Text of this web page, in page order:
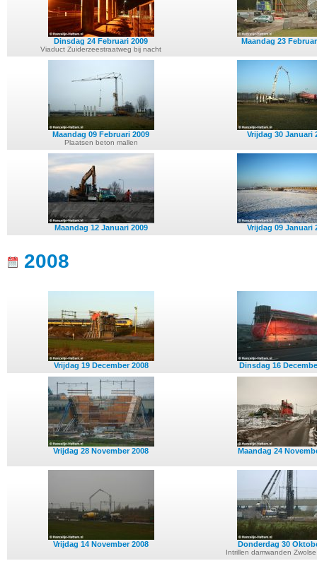
Dinsdag 24 Februari 2009
Viaduct Zuiderzeestraatweg bij nacht
Maandag 23
Maandag 09 Februari 2009
Plaatsen beton mallen
Vrijdag 30 Januari
Maandag 12 Januari 2009 Vrijdag 09 Januari
2008
Vrijdag 19 December 2008 Dinsdag 16
Vrijdag 28 November 2008 Maandag 24
Vrijdag 14 November 2008 Donderdag 30
Intrillen damwanden